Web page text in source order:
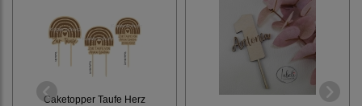
Caketopper Taufe Herz